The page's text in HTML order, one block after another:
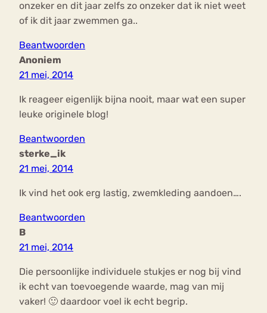
onzeker en dit jaar zelfs zo onzeker dat ik niet weet
of ik dit jaar zwemmen ga..
Beantwoorden
Anoniem
21 mei, 2014
Ik reageer eigenlijk bijna nooit, maar wat een super
leuke originele blog!
Beantwoorden
sterke_ik
21 mei, 2014
Ik vind het ook erg lastig, zwemkleding aandoen….
Beantwoorden
B
21 mei, 2014
Die persoonlijke individuele stukjes er nog bij vind
ik echt van toevoegende waarde, mag van mij
vaker! 🙂 daardoor voel ik echt begrip.